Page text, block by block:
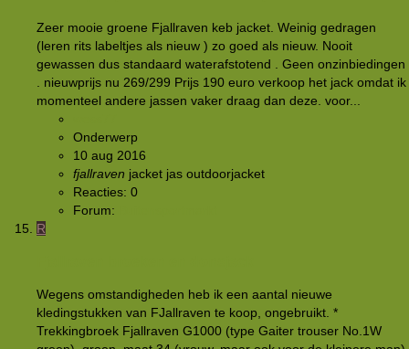
Zeer mooie groene Fjallraven keb jacket. Weinig gedragen
(leren rits labeltjes als nieuw ) zo goed als nieuw. Nooit
gewassen dus standaard waterafstotend . Geen onzinbiedingen
. nieuwprijs nu 269/299 Prijs 190 euro verkoop het jack omdat ik
momenteel andere jassen vaker draag dan deze. voor...
Onderwerp
10 aug 2016
fjallraven jacket jas outdoorjacket
Reacties: 0
Forum:
R
Wegens omstandigheden heb ik een aantal nieuwe
kledingstukken van FJallraven te koop, ongebruikt. *
Trekkingbroek Fjallraven G1000 (type Gaiter trouser No.1W